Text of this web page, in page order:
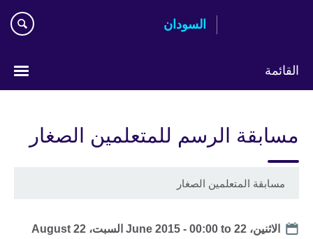
السودان
القائمة
مسابقة الرسم للمتعلمين الصغار
مسابقة المتعلمين الصغار
Date
الاثنين، 22 June 2015 - 00:00 to
السبت، 22 August